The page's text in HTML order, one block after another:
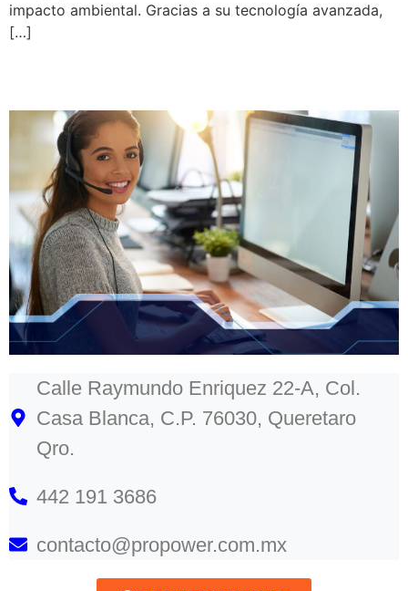
impacto ambiental. Gracias a su tecnología avanzada,
[…]
Calle Raymundo Enriquez 22-A, Col.
Casa Blanca, C.P. 76030, Queretaro
Qro.
442 191 3686
contacto@propower.com.mx